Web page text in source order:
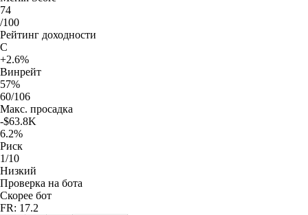
74
/100
Рейтинг доходности
C
+2.6%
Винрейт
57%
60/106
Макс. просадка
-$63.8K
6.2%
Риск
1/10
Низкий
Проверка на бота
Скорее бот
FR: 17.2